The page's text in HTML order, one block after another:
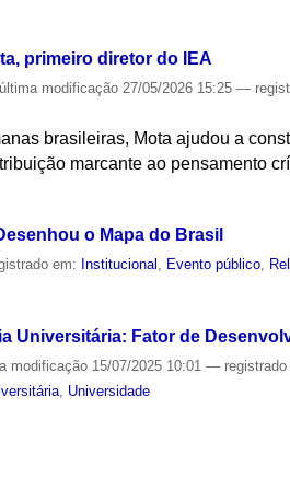
primeiro diretor do IEA
última modificação 27/05/2026 15:25—
brasileiras, Mota ajudou a
marcante ao pensamento
o Mapa do Brasil
em: Institucional , Evento público,
Universitária: Fator de
modificação 15/07/2025 10:01— registrado
Universidade